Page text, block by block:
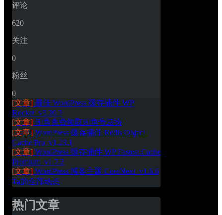
评论
620
关注
0
粉丝
0
[文章] 最佳 WordPress 缓存插件 WP
Rocket_v3.20.3
[文章] 闲鱼免费领取闲鱼号装扮
[文章] WordPress 缓存插件 Redis Object
Cache Pro_v1.23.1
[文章] WordPress 缓存插件 WP Fastest Cache
Premium_v1.7.2
[文章] WordPress 博客主题 CoreNext_v1.6.6
Ta的全部动态
热门文章